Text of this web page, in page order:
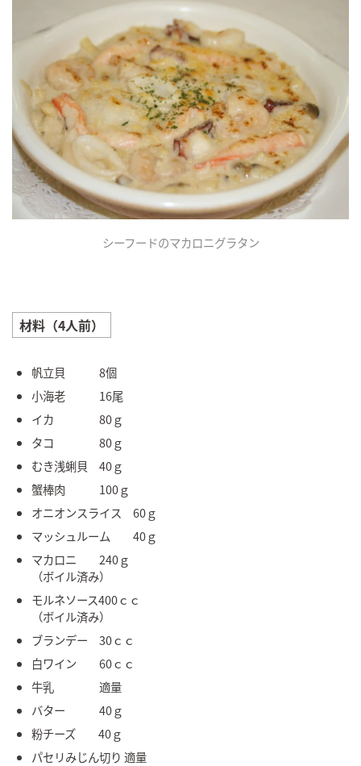
シーフードのマカロニグラタン
材料（4人前）
帆立貝 8個
小海老 16尾
イカ 80ｇ
タコ 80ｇ
むき浅蜊貝 40ｇ
蟹棒肉 100ｇ
オニオンスライス 60ｇ
マッシュルーム 40ｇ
マカロニ 240ｇ
（ボイル済み）
モルネソース400ｃｃ
（ボイル済み）
ブランデー 30ｃｃ
白ワイン 60ｃｃ
牛乳 適量
バター 40ｇ
粉チーズ 40ｇ
パセリみじん切り 適量